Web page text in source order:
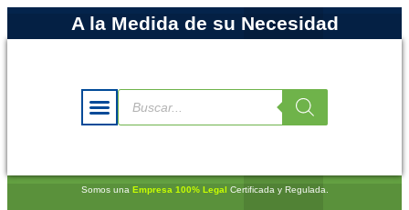
A la Medida de su Necesidad
Somos una Empresa 100% Legal Certificada y Regulada.